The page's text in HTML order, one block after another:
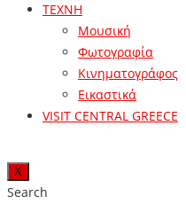
ΤΕΧΝΗ
Μουσική
Φωτογραφία
Κινηματογράφος
Εικαστικά
VISIT CENTRAL GREECE
X
Search